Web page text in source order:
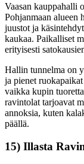
Vaasan kauppahalli
Pohjanmaan alueen
juustot ja
kaukaa. Paikalliset
erityisesti
Hallin tunnelma on
ja pienet
vaikka kupin
ravintolat tarjoavat
annoksia, kuten
päällä.
15) Illasta